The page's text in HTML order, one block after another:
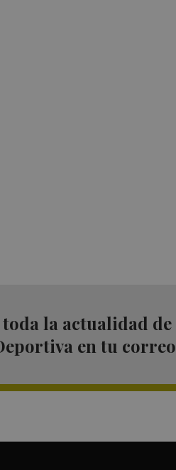
toda la actualidad de
en tu correo